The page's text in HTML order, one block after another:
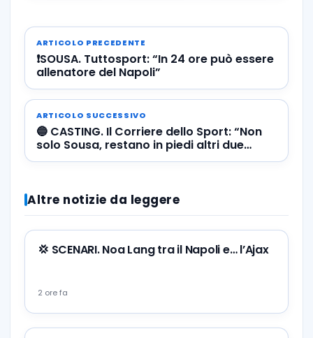
ARTICOLO PRECEDENTE
❗️SOUSA. Tuttosport: “In 24 ore può essere
allenatore del Napoli”
ARTICOLO SUCCESSIVO
🔵 CASTING. Il Corriere dello Sport: “Non
solo Sousa, restano in piedi altri due
nomi”
Altre notizie da leggere
💢 SCENARI. Noa Lang tra il Napoli e… l’Ajax
2 ore fa